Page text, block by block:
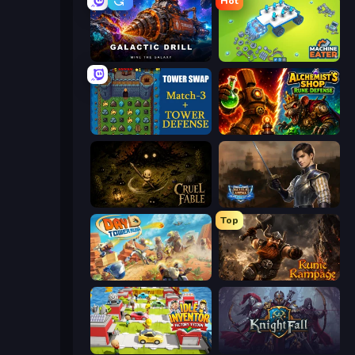
Galactic Drill Machine Eater
Tower Swap Alchemist's Shop: Rune Defense
Cruel Fable Battle Arena
Day D Tower Rush
Top
Runic Rampage
Idle Inventor KnightFall